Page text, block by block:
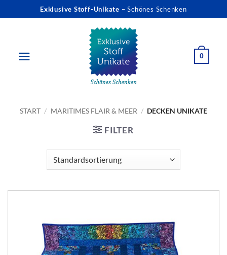
Inhalt
Exklusive Stoff-Unikate – Schönes Schenken
0
START / MARITIMES FLAIR & MEER / DECKEN UNIKATE
FILTER